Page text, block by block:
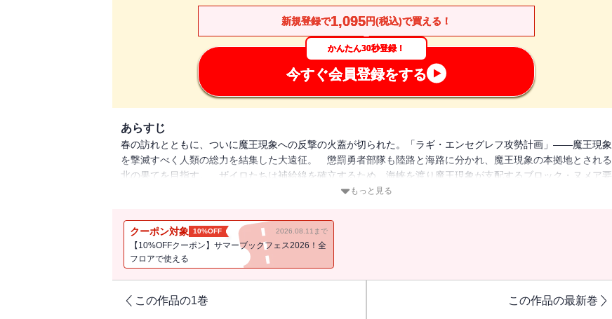
新規登録で1,095円(税込)で買える！
かんたん30秒登録！
今すぐ会員登録をする
あらすじ
春の訪れとともに、ついに魔王現象への反撃の火蓋が切られた。「ラギ・エンセグレフ攻勢計画」――魔王現象
を撃滅すべく人類の総力を結集した大遠征。 懲罰勇者部隊も陸路と海路に分かれ、魔王現象の本拠地とされる
北の果てを目指す。 ザイロたちは補給線を確立するため、海峡を渡り魔王現象が支配するブロック・ヌメア要
塞の攻略へ向かう。 しかし、そこは海賊が出没する危険な海域で・・・・・・。『楽しいね、同志ザイロ。と
め、自己を犠牲にする行動の代償は――！
もっと見る
クーポン対象 10%OFF 2026.08.11まで
【10%OFFクーポン】サマーブックフェス2026！全
フロアで使える
この作品の1巻 この作品の最新巻